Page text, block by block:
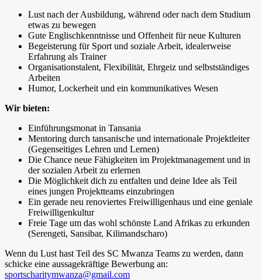
Lust nach der Ausbildung, während oder nach dem Studium
etwas zu bewegen
Gute Englischkenntnisse und Offenheit für neue Kulturen
Begeisterung für Sport und soziale Arbeit, idealerweise
Erfahrung als Trainer
Organisationstalent, Flexibilität, Ehrgeiz und selbstständiges
Arbeiten
Humor, Lockerheit und ein kommunikatives Wesen
Wir bieten:
Einführungsmonat in Tansania
Mentoring durch tansanische und internationale Projektleiter
(Gegenseitiges Lehren und Lernen)
Die Chance neue Fähigkeiten im Projektmanagement und in
der sozialen Arbeit zu erlernen
Die Möglichkeit dich zu entfalten und deine Idee als Teil
eines jungen Projektteams einzubringen
Ein gerade neu renoviertes Freiwilligenhaus und eine geniale
Freiwilligenkultur
Freie Tage um das wohl schönste Land Afrikas zu erkunden
(Serengeti, Sansibar, Kilimandscharo)
Wenn du Lust hast Teil des SC Mwanza Teams zu werden, dann
schicke eine aussagekräftige Bewerbung an:
sportscharitymwanza@gmail.com